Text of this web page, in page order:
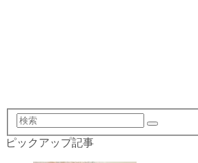
検
索
ピックアップ記事